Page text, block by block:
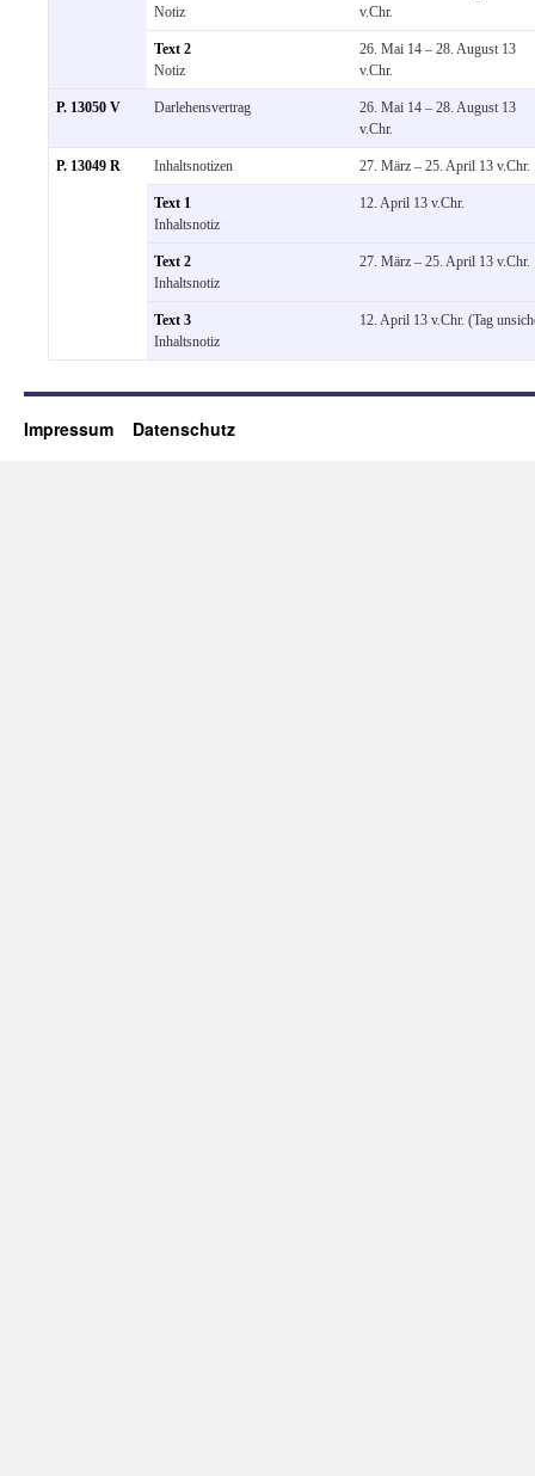
Notiz
v.Chr.
Text 2
Notiz
26. Mai 14 – 28. August 13
v.Chr.
P. 13050 V Darlehensvertrag
26. Mai 14 – 28. August 13
v.Chr.
P. 13049 R Inhaltsnotizen 27. März – 25. April 13 v.Chr.
Text 1
Inhaltsnotiz
12. April 13 v.Chr.
Text 2
Inhaltsnotiz
27. März – 25. April 13 v.Chr.
Text 3
Inhaltsnotiz
12. April 13 v.Chr. (Tag
Impressum Datenschutz